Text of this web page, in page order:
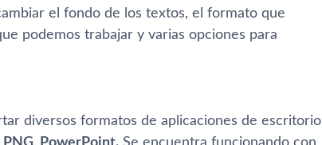
el fondo de los textos, el formato que
podemos trabajar y varias opciones para
diversos formatos de aplicaciones de escritorio